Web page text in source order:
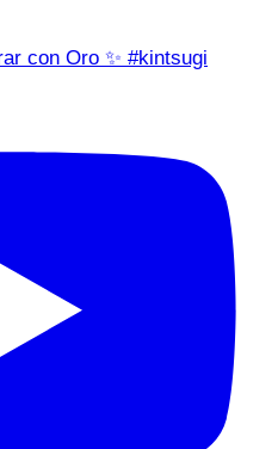
con Oro ✨ #kintsugi